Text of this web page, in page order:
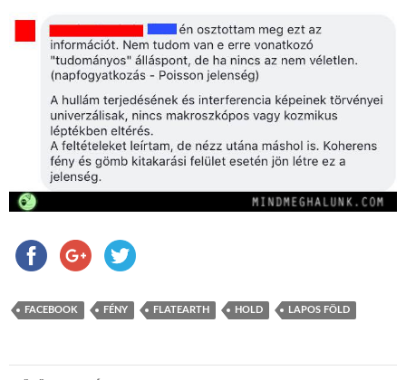
FACEBOOK FÉNY FLATEARTH HOLD LAPOS FÖLD